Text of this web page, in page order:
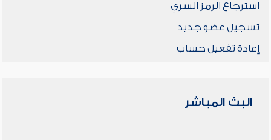
استرجاع الرمز السري
تسجيل عضو جديد
إعادة تفعيل حساب
البث المباشر